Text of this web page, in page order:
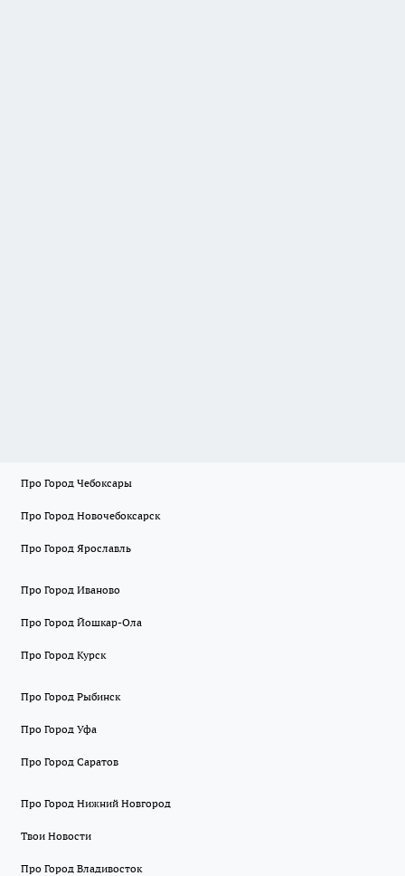
Про Город Чебоксары
Про Город Новочебоксарск
Про Город Ярославль
Про Город Иваново
Про Город Йошкар-Ола
Про Город Курск
Про Город Рыбинск
Про Город Уфа
Про Город Саратов
Про Город Нижний Новгород
Твои Новости
Про Город Владивосток